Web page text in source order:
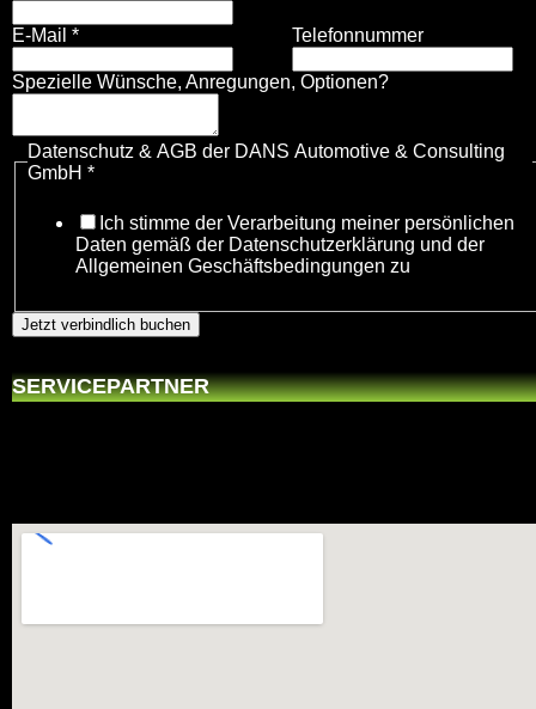
E-Mail * Telefonnummer
A
h
e
u
e
F
u
Spezielle Wünsche, Anregungen, Optionen?
Datenschutz & AGB der DANS Automotive & Consulting
GmbH *
Ich stimme der Verarbeitung meiner persönlichen
Daten gemäß der Datenschutzerklärung und der
Allgemeinen Geschäftsbedingungen zu
Jetzt verbindlich buchen
SERVICEPARTNER